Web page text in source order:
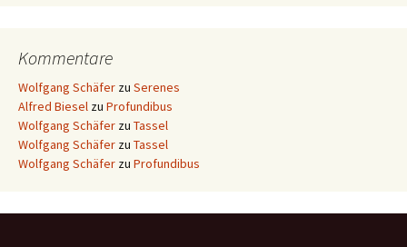
Kommentare
Wolfgang Schäfer zu Serenes
Alfred Biesel zu Profundibus
Wolfgang Schäfer zu Tassel
Wolfgang Schäfer zu Tassel
Wolfgang Schäfer zu Profundibus